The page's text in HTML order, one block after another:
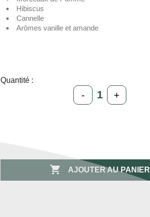
Hibiscus
Cannelle
Arômes vanille et amande
Quantité :
- +
 AJOUTER AU PANIER